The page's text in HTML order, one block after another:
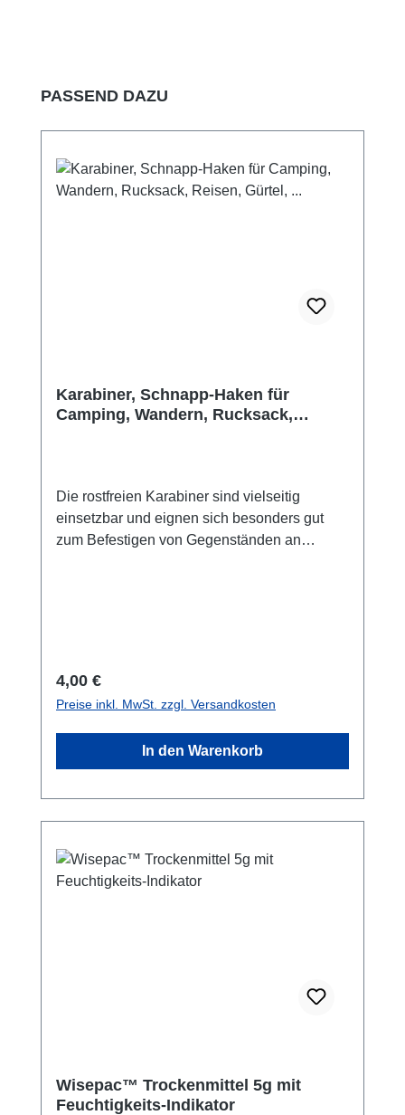
Produktgalerie überspringen
PASSEND DAZU
Karabiner, Schnapp-Haken für
Camping, Wandern, Rucksack,
Die rostfreien Karabiner sind vielseitig
einsetzbar und eignen sich besonders gut
zum Befestigen von Gegenständen an
oder Taschen mit Ösen
geeignet.Sicherheitshinweis!: NICHT zum
Klettern geeignet. Geeignet für
Tragegewichte bis zu 2 kg.
Regulärer Preis:
4,00 €
Preise inkl. MwSt. zzgl. Versandkosten
In den Warenkorb
Wisepac™ Trockenmittel 5g mit
Feuchtigkeits-Indikator